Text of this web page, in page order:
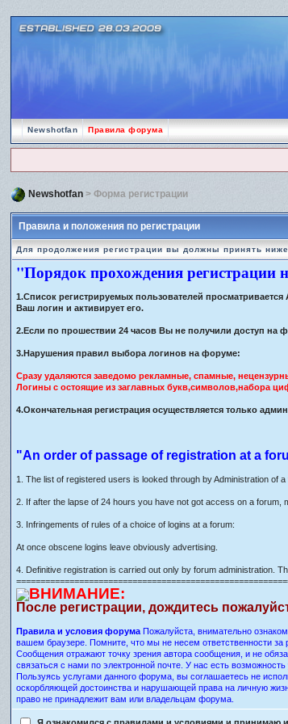
Newshotfan Правила форума
Newshotfan > Форма регистрации
Правила и положения по регистрации
Для продолжения регистрации вы должны принять
"Порядок прохождения
1.Список регистрируемых пользователей
Ваш логин и активирует его.
2.Если по прошествии 24 часов Вы не получили доступ
3.Нарушения правил выбора логинов на форуме:
Сразу удаляются заведомо рекламные, спамные,
Логины с остоящие из заглавных букв,символов,набора
4.Окончательная регистрация осуществляется только
"An order of passage of registration at a
1. The list of registered users is looked through by Administration of
2. If after the lapse of 24 hours you have not got access on a forum,
3. Infringements of rules of a choice of logins at a forum:
At once obscene logins leave obviously advertising.
4. Definitive registration is carried out only by forum administration.
ВНИМАНИЕ:
После регистрации, дождитесь
Правила и условия форума Пожалуйста, внимательно
вашем браузере. Помните, что мы не несем ответственности
Сообщения отражают точку зрения автора сообщения, и не
связаться с нами по электронной почте. У нас есть
Пользуясь услугами данного форума, вы соглашаетесь не
оскорбляющей достоинства и нарушающей права на личную
право не принадлежит вам или владельцам форума.